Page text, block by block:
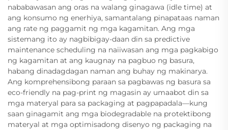
nababawasan ang oras na walang ginagawa (idle time) at
ang konsumo ng enerhiya, samantalang pinapataas naman
ang rate ng paggamit ng mga kagamitan. Ang mga
sistemang ito ay nagbibigay-daan din sa predictive
maintenance scheduling na naiiwasan ang mga pagkabigo
ng kagamitan at ang kaugnay na pagbuo ng basura,
habang dinadagdagan naman ang buhay ng makinarya.
Ang komprehensibong paraan sa pagbawas ng basura sa
eco-friendly na pag-print ng magasin ay umaabot din sa
mga materyal para sa packaging at pagpapadala—kung
saan ginagamit ang mga biodegradable na protektibong
materyal at mga optimisadong disenyo ng packaging na